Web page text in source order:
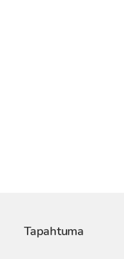
Tapahtuma